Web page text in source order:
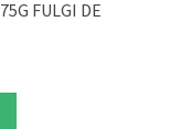
FULGI DE